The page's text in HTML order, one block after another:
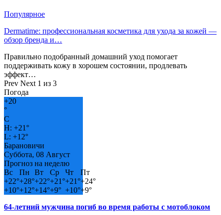
Популярное
Dermatime: профессиональная косметика для ухода за кожей —
обзор бренда и…
Правильно подобранный домашний уход помогает
поддерживать кожу в хорошем состоянии, продлевать
эффект…
Prev Next 1 из 3
Погода
+20
°
C
H: +21°
L: +12°
Барановичи
Суббота, 08 Август
Прогноз на неделю
Вс
Пн Вт Ср Чт
Пт
+22°+28°+22°+21°+21°+24°
+10°+12°+14°+9° +10°+9°
64-летний мужчина погиб во время работы с мотоблоком